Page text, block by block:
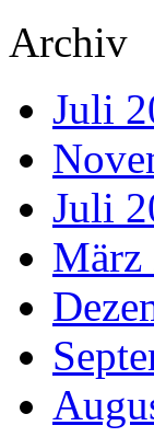
Archiv
Juli
Juli
März